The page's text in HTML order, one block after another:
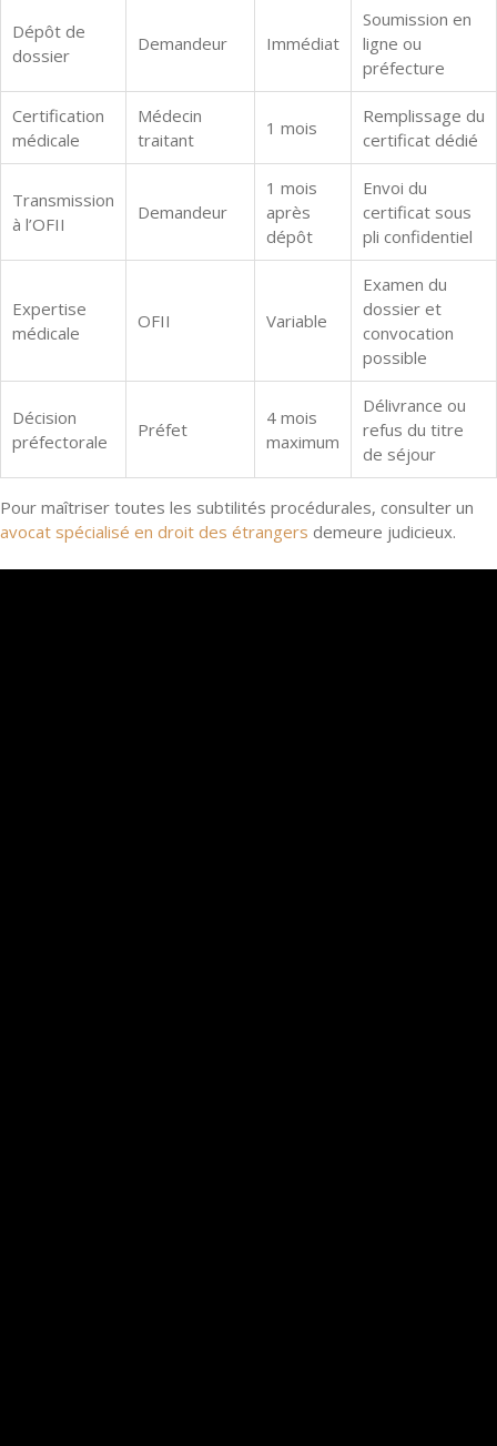
Dépôt de
dossier
Demandeur Immédiat
Soumission en
ligne ou
préfecture
Certification
médicale
Médecin
traitant
1 mois
Remplissage du
certificat dédié
Transmission
à l’OFII
Demandeur
1 mois
après
dépôt
Envoi du
certificat sous
pli confidentiel
Expertise
médicale
OFII Variable
Examen du
dossier et
convocation
possible
Décision
préfectorale
Préfet
4 mois
maximum
Délivrance ou
refus du titre
de séjour
Pour maîtriser toutes les subtilités procédurales, consulter un
avocat spécialisé en droit des étrangers demeure judicieux.